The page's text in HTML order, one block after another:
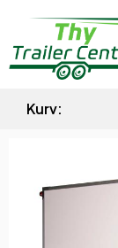
Kurv: